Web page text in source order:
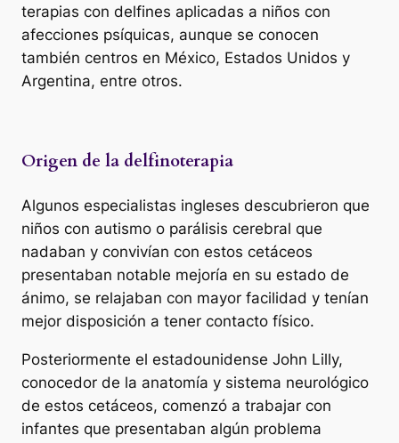
terapias con delfines aplicadas a niños con
afecciones psíquicas, aunque se conocen
también centros en México, Estados Unidos y
Argentina, entre otros.
Origen de la delfinoterapia
Algunos especialistas ingleses descubrieron que
niños con autismo o parálisis cerebral que
nadaban y convivían con estos cetáceos
presentaban notable mejoría en su estado de
ánimo, se relajaban con mayor facilidad y tenían
mejor disposición a tener contacto físico.
Posteriormente el estadounidense John Lilly,
conocedor de la anatomía y sistema neurológico
de estos cetáceos, comenzó a trabajar con
infantes que presentaban algún problema